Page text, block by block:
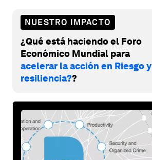
NUESTRO IMPACTO
¿Qué está haciendo el Foro
Económico Mundial para
acelerar la acción en Riesgo y
resiliencia??